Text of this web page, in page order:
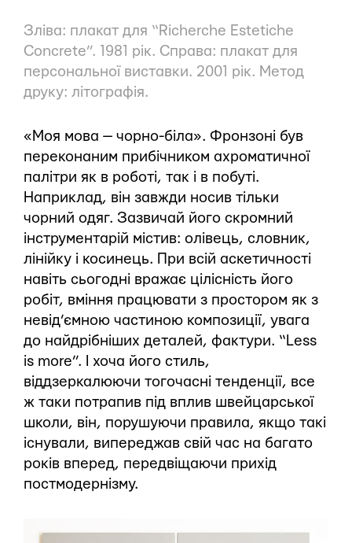
Зліва: плакат для “Richerche Estetiche
Concrete”. 1981 рік. Справа: плакат для
персональної виставки. 2001 рік. Метод
друку: літографія.
«Моя мова — чорно-біла». Фронзоні був
переконаним прибічником ахроматичної
палітри як в роботі, так і в побуті.
Наприклад, він завжди носив тільки
чорний одяг. Зазвичай його скромний
інструментарій містив: олівець, словник,
лінійку і косинець. При всій аскетичності
навіть сьогодні вражає цілісність його
робіт, вміння працювати з простором як з
невід’ємною частиною композиції, увага
до найдрібніших деталей, фактури. “Less
is more”. І хоча його стиль,
віддзеркалюючи тогочасні тенденції, все
ж таки потрапив під вплив швейцарської
школи, він, порушуючи правила, якщо такі
існували, випереджав свій час на багато
років вперед, передвіщаючи прихід
постмодернізму.